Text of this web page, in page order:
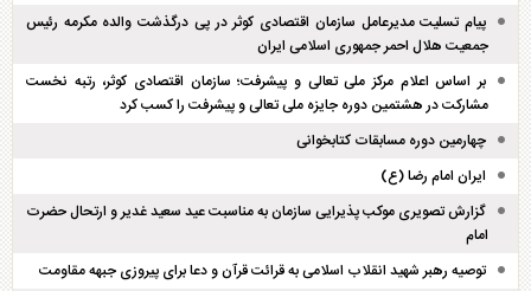
پیام تسلیت مدیرعامل سازمان اقتصادی کوثر در پی درگذشت والده مکرمه رئیس
جمعیت هلال احمر جمهوری اسلامی ایران
بر اساس اعلام مرکز ملی تعالی و پیشرفت؛ سازمان اقتصادی کوثر، رتبه نخست
مشارکت در هشتمین دوره جایزه ملی تعالی و پیشرفت را کسب کرد
چهارمین دوره مسابقات کتابخوانی
ایران امام رضا (ع)
گزارش تصویری موکب پذیرایی سازمان به مناسبت عید سعید غدیر و ارتحال حضرت
امام
توصیه رهبر شهید انقلاب اسلامی به قرائت قرآن و دعا برای پیروزی جبهه مقاومت